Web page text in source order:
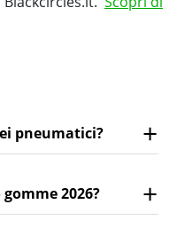
pneumatici?
2026?